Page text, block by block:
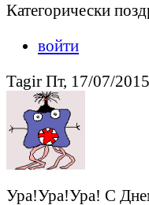
Категорически
войти
Tagir Пт, 17/07/
Ура!Ура!Ура! С